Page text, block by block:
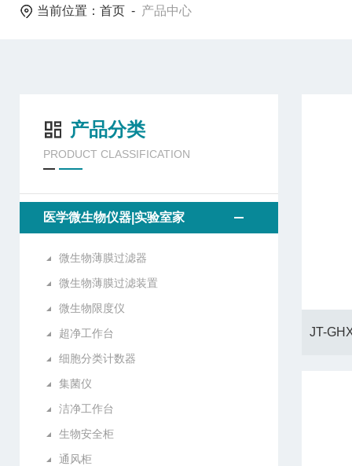
当前位置： 首页 - 产品中心
产品分类
PRODUCT CLASSIFICATION
医学微生物仪器|实验室家
微生物薄膜过滤器
微生物薄膜过滤装置
微生物限度仪
超净工作台
细胞分类计数器
集菌仪
洁净工作台
生物安全柜
通风柜